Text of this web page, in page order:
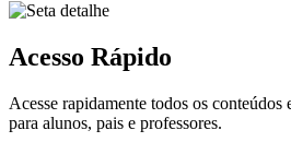
Acesso Rápido
Acesse rapidamente todos os conteúdos
para alunos, pais e professores.